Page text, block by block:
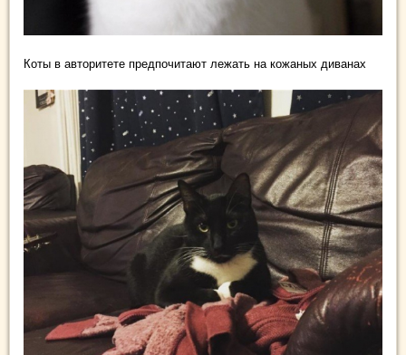
Коты в авторитете предпочитают лежать на кожаных диванах